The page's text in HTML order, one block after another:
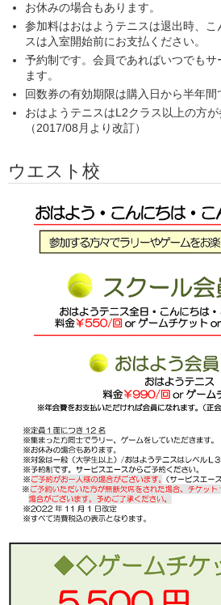
お休みの場合もあります。
参加料はおはようテニスは退出時、
スは入室開始前にお支払ください。
予約制です。会員であればいつでもサ
ます。
回数券の有効期限は購入日から半年間
おはようテニスはL2クラス以上の方が
（2017/08月より改訂）
ウエスト校